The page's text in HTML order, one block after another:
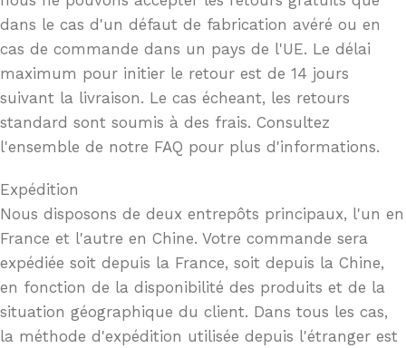
dans le cas d'un défaut de fabrication avéré ou en
cas de commande dans un pays de l'UE. Le délai
maximum pour initier le retour est de 14 jours
suivant la livraison. Le cas écheant, les retours
standard sont soumis à des frais. Consultez
l'ensemble de notre FAQ pour plus d'informations.
Expédition
Nous disposons de deux entrepôts principaux, l'un en
France et l'autre en Chine. Votre commande sera
expédiée soit depuis la France, soit depuis la Chine,
en fonction de la disponibilité des produits et de la
situation géographique du client. Dans tous les cas,
la méthode d'expédition utilisée depuis l'étranger est